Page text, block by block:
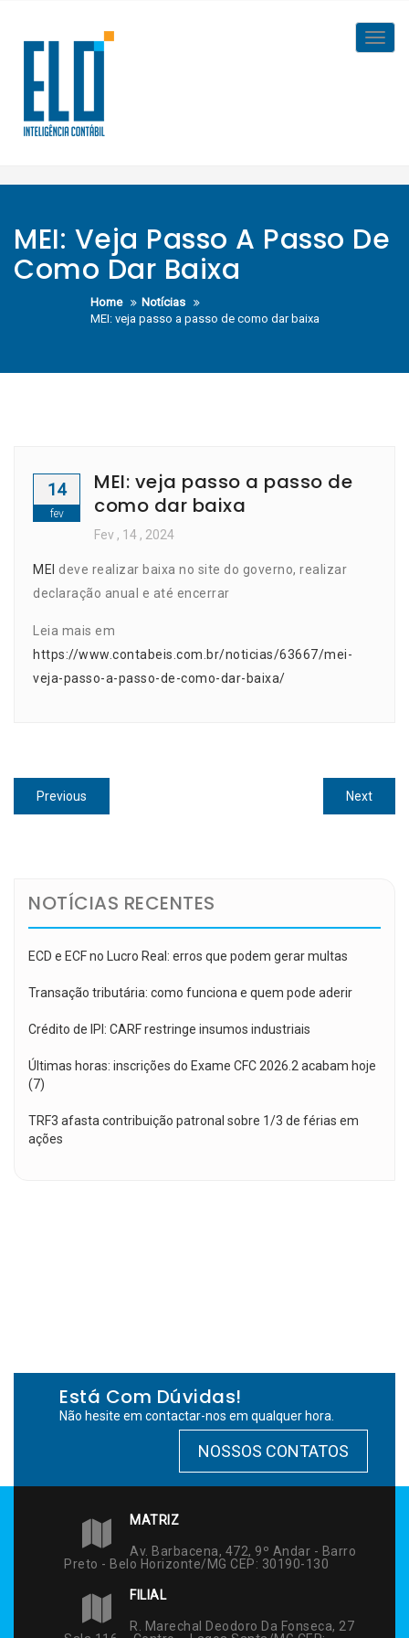
content
MEI: Veja Passo A Passo De
Como Dar Baixa
Home
Notícias
MEI: veja passo a passo de como dar baixa
14
fev
MEI: veja passo a passo de
como dar baixa
Fev , 14 , 2024
MEI deve realizar baixa no site do governo, realizar
declaração anual e até encerrar
Leia mais em
https://www.contabeis.com.br/noticias/63667/mei-
veja-passo-a-passo-de-como-dar-baixa/
Navegação
de
Previous
post:
NextNext
post:
NOTÍCIAS RECENTES
ECD e ECF no Lucro Real: erros que podem gerar multas
Transação tributária: como funciona e quem pode aderir
Crédito de IPI: CARF restringe insumos industriais
Últimas horas: inscrições do Exame CFC 2026.2 acabam hoje
(7)
TRF3 afasta contribuição patronal sobre 1/3 de férias em
ações
Está Com Dúvidas!
Não hesite em contactar-nos em qualquer hora.
NOSSOS CONTATOS
MATRIZ
Av. Barbacena, 472, 9º Andar - Barro
Preto - Belo Horizonte/MG CEP: 30190-130
FILIAL
R. Marechal Deodoro Da Fonseca, 27